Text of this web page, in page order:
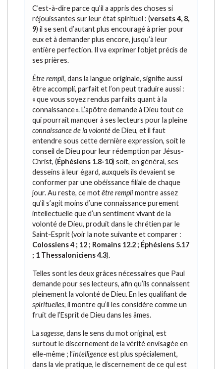
C’est-à-dire parce qu’il a appris des choses si
réjouissantes sur leur état spirituel : (versets 4, 8,
9) il se sent d’autant plus encouragé à prier pour
eux et à demander plus encore, jusqu’à leur
entière perfection. Il va exprimer l’objet précis de
ses prières.
Être rempli, dans la langue originale, signifie aussi
être accompli, parfait et l’on peut traduire aussi :
« que vous soyez rendus parfaits quant à la
connaissance ». L’apôtre demande à Dieu tout ce
qui pourrait manquer à ses lecteurs pour la pleine
connaissance de la volontéde Dieu, et il faut
entendre sous cette dernière expression, soit le
conseil de Dieu pour leur rédemption par Jésus-
Christ, (Éphésiens 1.8-10) soit, en général, ses
desseins à leur égard, auxquels ils devaient se
conformer par une obéissance filiale de chaque
jour. Au reste, ce motêtre remplimontre assez
qu’il s’agit moins d’une connaissance purement
intellectuelle que d’un sentiment vivant de la
volonté de Dieu, produit dans le chrétien par le
Saint-Esprit (voir la note suivante et comparer :
Colossiens 4 ; 12 ; Romains 12.2 ; Éphésiens 5.17
; 1 Thessaloniciens 4.3).
Telles sont les deux grâces nécessaires que Paul
demande pour ses lecteurs, afin qu’ils connaissent
pleinement la volonté de Dieu. En les qualifiant de
spirituelles, il montre qu’il les considère comme un
fruit de l’Esprit de Dieu dans les âmes.
La sagesse, dans le sens du mot original, est
surtout le discernement de la vérité envisagée en
elle-même ; l’intelligenceest plus spécialement,
dans la vie pratique, le discernement de ce qui est